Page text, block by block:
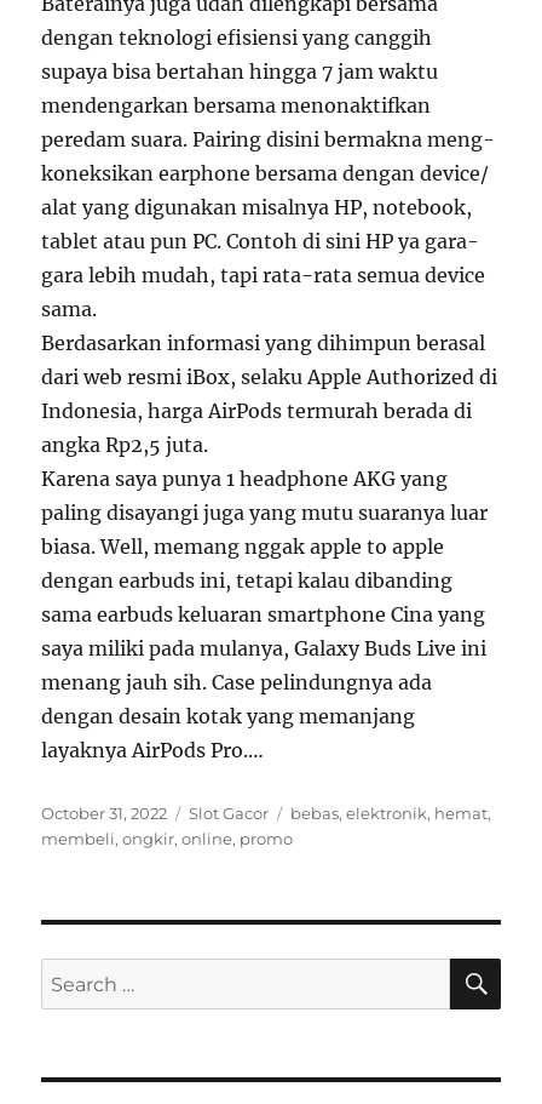
dengan teknologi efisiensi yang canggih
supaya bisa bertahan hingga 7 jam waktu
mendengarkan bersama menonaktifkan
peredam suara. Pairing disini bermakna meng-
koneksikan earphone bersama dengan device/
alat yang digunakan misalnya HP, notebook,
tablet atau pun PC. Contoh di sini HP ya gara-
gara lebih mudah, tapi rata-rata semua device
sama.
Berdasarkan informasi yang dihimpun berasal
dari web resmi iBox, selaku Apple Authorized di
Indonesia, harga AirPods termurah berada di
angka Rp2,5 juta.
Karena saya punya 1 headphone AKG yang
paling disayangi juga yang mutu suaranya luar
biasa. Well, memang nggak apple to apple
dengan earbuds ini, tetapi kalau dibanding
sama earbuds keluaran smartphone Cina yang
saya miliki pada mulanya, Galaxy Buds Live ini
menang jauh sih. Case pelindungnya ada
dengan desain kotak yang memanjang
layaknya AirPods Pro.…
Posted
on
October 31, 2022 Categories
Slot Gacor Tags
bebas,elektronik, hemat,
membeli,ongkir,online, promo
Search
for: